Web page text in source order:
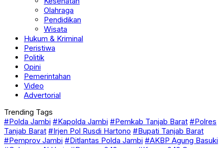
Olahraga
Pendidikan
Wisata
Hukum & Kriminal
Peristiwa
Politik
Opini
Pemerintahan
Video
Advertorial
Trending Tags
#Polda Jambi #Kapolda Jambi #Pemkab Tanjab Barat #Polres
Tanjab Barat #Irjen Pol Rusdi Hartono #Bupati Tanjab Barat
#Pemprov Jambi #Ditlantas Polda Jambi #AKBP Agung Basuki